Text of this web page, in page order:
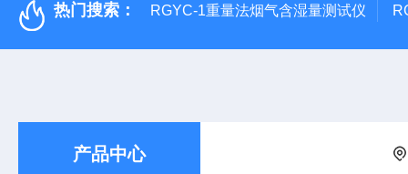
热门搜索： RGYC-1重量法烟气含湿量测试仪
产品中心